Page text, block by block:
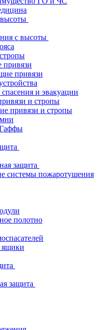
с высоты
привязи
спасения и эвакуации
и стропы
привязи и стропы
защита
системы пожаротушения
полотно
защита